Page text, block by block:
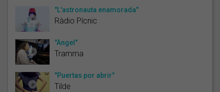
"L'astronauta enamorada"
Ràdio Pícnic
"Àngel"
Tramma
"Puertas por abrir"
Tilde